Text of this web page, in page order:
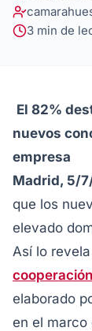
3 min de
El 82%
nuevos
empresa
Madrid, 5/
que los
elevado
Así lo
elaborado
en el marco